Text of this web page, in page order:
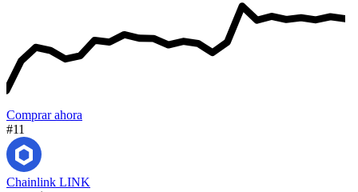
Comprar ahora
#11
Chainlink LINK